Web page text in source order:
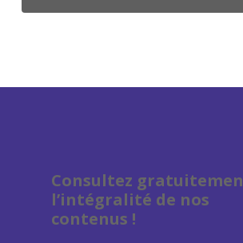
Consultez
l’intégralité de nos
contenus !